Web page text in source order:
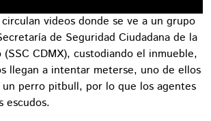
videos donde se ve a un grupo
de Seguridad Ciudadana de la
CDMX), custodiando el inmueble,
llegan a intentar meterse, uno de ellos
un perro pitbull, por lo que los agentes
escudos.